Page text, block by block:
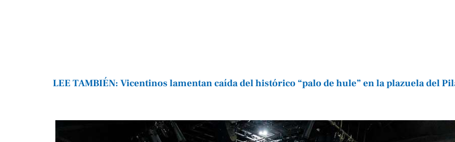
LEE TAMBIÉN: Vicentinos lamentan caída del histórico “palo de hule” en la plazuela del